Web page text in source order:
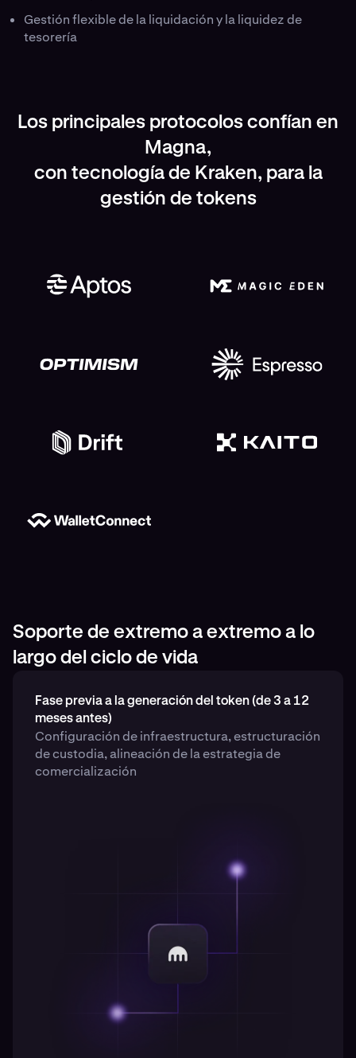
Gestión flexible de la liquidación y la liquidez de
tesorería
Los principales protocolos confían en
Magna,
con tecnología de Kraken, para la
gestión de tokens
Soporte de extremo a extremo a lo
largo del ciclo de vida
Fase previa a la generación del token (de 3 a 12
meses antes)
Configuración de infraestructura, estructuración
de custodia, alineación de la estrategia de
comercialización